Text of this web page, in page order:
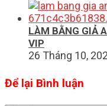
LÀM BẰNG GIẢ
VIP
26 Tháng 10,
Để lại Bình luận